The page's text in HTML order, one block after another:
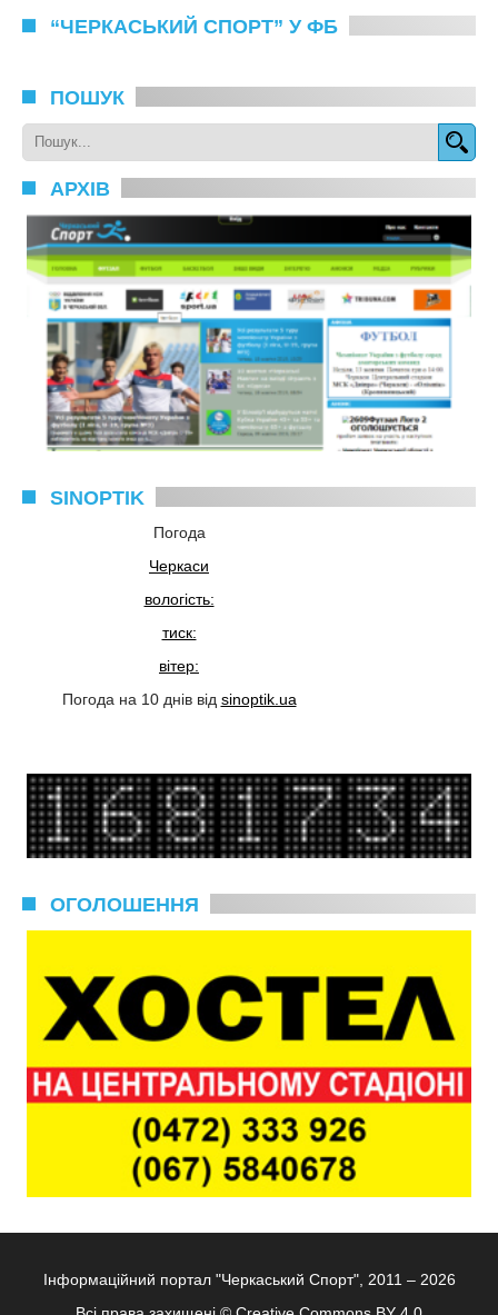
“ЧЕРКАСЬКИЙ СПОРТ” У ФБ
ПОШУК
АРХІВ
SINOPTIK
Погода
Черкаси
вологість:
тиск:
вітер:
Погода на 10 днів від sinoptik.ua
ОГОЛОШЕННЯ
Інформаційний портал "Черкаський Спорт", 2011 – 2026